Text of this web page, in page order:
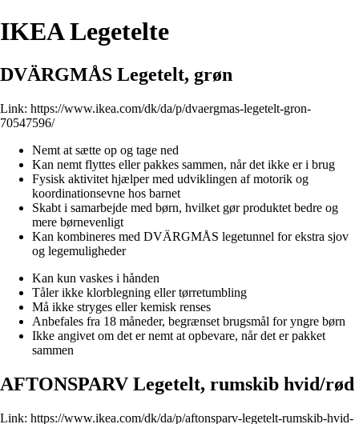
IKEA Legetelte
DVÄRGMÅS Legetelt, grøn
Link: https://www.ikea.com/dk/da/p/dvaergmas-legetelt-gron-
70547596/
Nemt at sætte op og tage ned
Kan nemt flyttes eller pakkes sammen, når det ikke er i brug
Fysisk aktivitet hjælper med udviklingen af motorik og
koordinationsevne hos barnet
Skabt i samarbejde med børn, hvilket gør produktet bedre og
mere børnevenligt
Kan kombineres med DVÄRGMÅS legetunnel for ekstra sjov
og legemuligheder
Kan kun vaskes i hånden
Tåler ikke klorblegning eller tørretumbling
Må ikke stryges eller kemisk renses
Anbefales fra 18 måneder, begrænset brugsmål for yngre børn
Ikke angivet om det er nemt at opbevare, når det er pakket
sammen
AFTONSPARV Legetelt, rumskib hvid/rød
Link: https://www.ikea.com/dk/da/p/aftonsparv-legetelt-rumskib-hvid-